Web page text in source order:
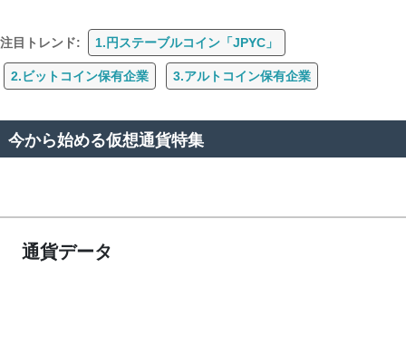
注目トレンド: 1.円ステーブルコイン「JPYC」
2.ビットコイン保有企業 3.アルトコイン保有企業
今から始める仮想通貨特集
通貨データ